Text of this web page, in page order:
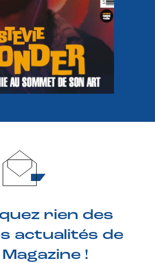
rien des
actualités de
!